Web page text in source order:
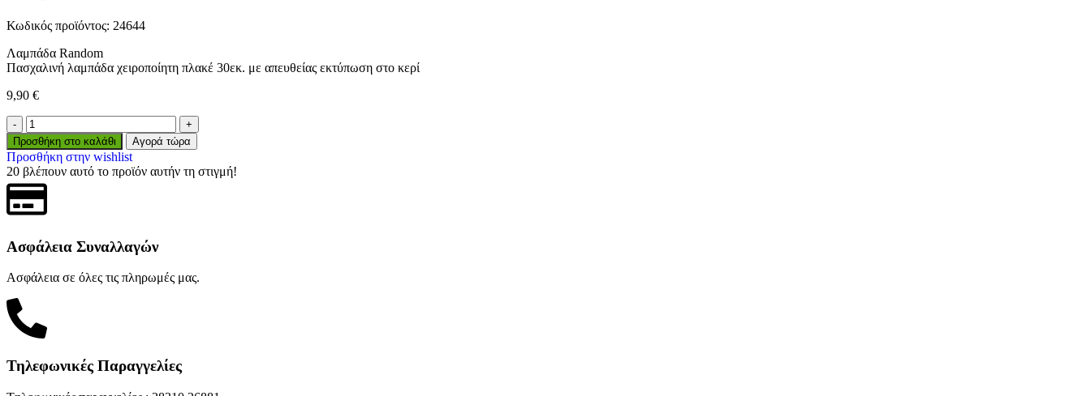
Κωδικός προϊόντος: 24644
Λαμπάδα Random
Πασχαλινή λαμπάδα χειροποίητη πλακέ 30εκ. με απευθείας εκτύπωση στο κερί
9,90 €
Προσθήκη στο καλάθι Αγορά τώρα
Προσθήκη στην wishlist
20 βλέπουν αυτό το προϊόν αυτήν τη στιγμή!
Ασφάλεια Συναλλαγών
Ασφάλεια σε όλες τις πληρωμές μας.
Τηλεφωνικές Παραγγελίες